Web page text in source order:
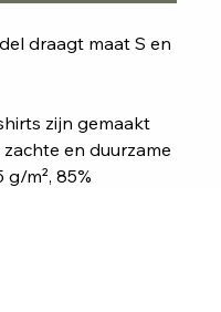
draagt maat S en
zijn gemaakt
en duurzame
g/m², 85%